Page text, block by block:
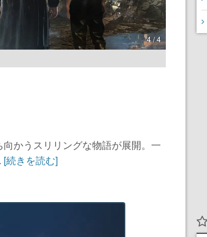
4 / 4
かうスリリングな物語が展開。一
[続きを読む]